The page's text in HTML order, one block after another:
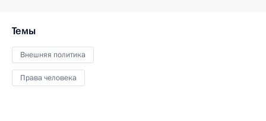
Темы
Внешняя политика
Права человека